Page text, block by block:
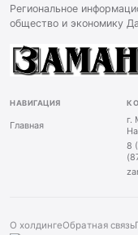
Региональное
общество и экономику
НАВИГАЦИЯ
Главная
г.
8
О холдингеОбратная связь